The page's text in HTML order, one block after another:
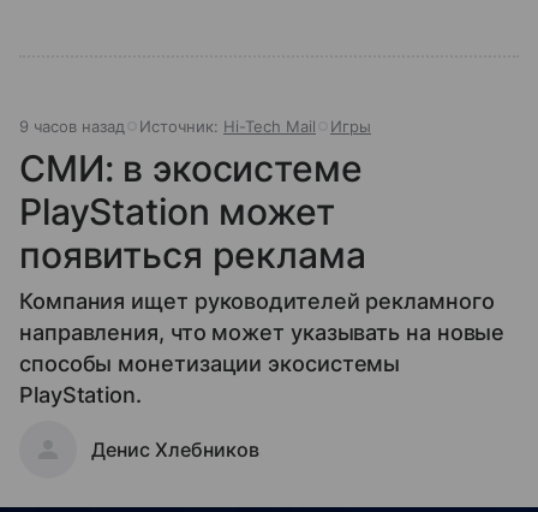
9 часов назад Источник: Hi-Tech Mail Игры
СМИ: в экосистеме
PlayStation может
появиться реклама
Компания ищет руководителей рекламного
направления, что может указывать на новые
способы монетизации экосистемы
PlayStation.
Денис Хлебников